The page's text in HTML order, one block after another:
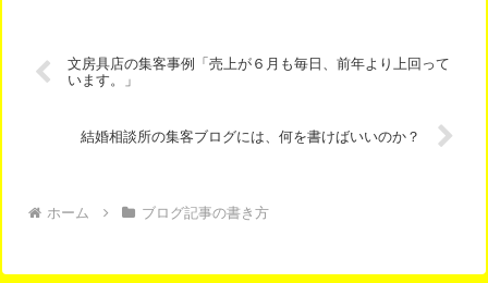
文房具店の集客事例「売上が６月も毎日、前年より上回って
います。」
結婚相談所の集客ブログには、何を書けばいいのか？
ホーム ブログ記事の書き方